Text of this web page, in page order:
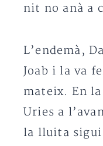
nit no anà a
L’endemà,
Joab i la va
mateix. En
Uries a
la lluita